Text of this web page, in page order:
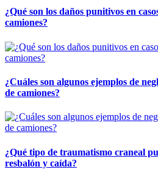
¿Qué son los daños punitivos en
camiones?
¿Cuáles son algunos ejemplos de
de camiones?
¿Qué tipo de traumatismo craneal
resbalón y caída?